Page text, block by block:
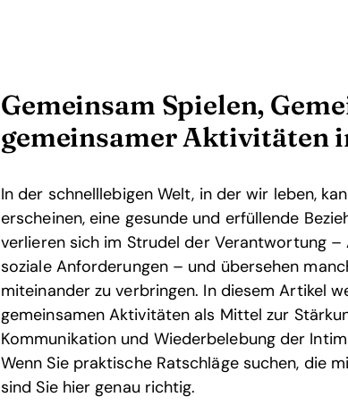
Gemeinsam Spielen,
gemeinsamer Aktivitäten
In der schnelllebigen Welt, in der wir leben,
erscheinen, eine gesunde und erfüllende
verlieren sich im Strudel der Verantwortung
soziale Anforderungen – und übersehen
miteinander zu verbringen. In diesem Artikel
gemeinsamen Aktivitäten als Mittel zur
Kommunikation und Wiederbelebung der
Wenn Sie praktische Ratschläge suchen, die
sind Sie hier genau richtig.